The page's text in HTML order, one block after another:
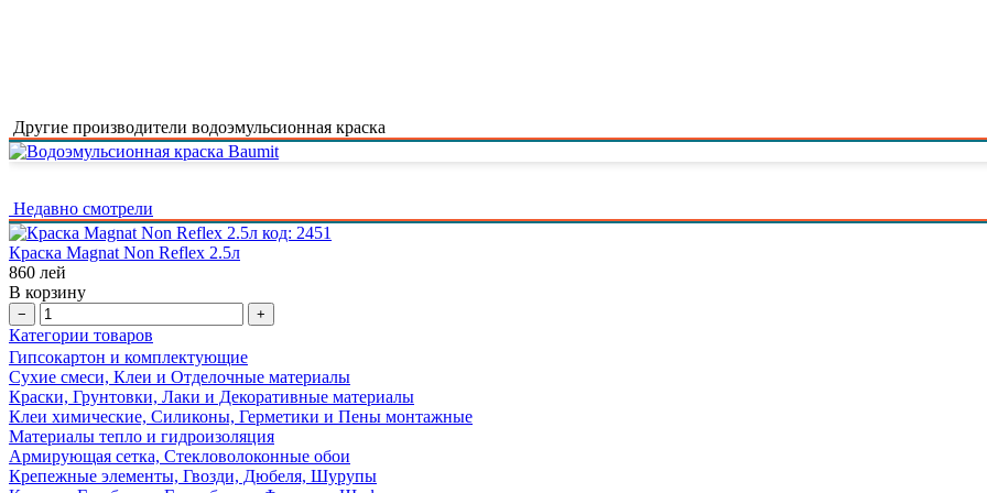
Другие производители водоэмульсионная краска
Недавно смотрели
код: 2451
Краска Magnat Non Reflex 2.5л
860 лей
В корзину
− +
Категории товаров
Гипсокартон и комплектующие
Сухие смеси, Клеи и Отделочные материалы
Краски, Грунтовки, Лаки и Декоративные материалы
Клеи химические, Силиконы, Герметики и Пены монтажные
Материалы тепло и гидроизоляция
Армирующая сетка, Стекловолоконные обои
Крепежные элементы, Гвозди, Дюбеля, Шурупы